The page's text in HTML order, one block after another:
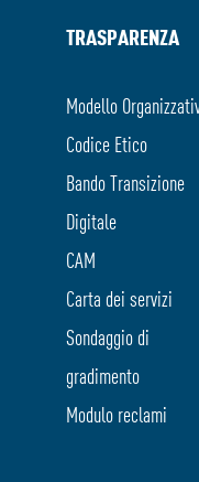
TRASPARENZA
Modello
Codice Etico
Bando Transizione
Digitale
CAM
Carta dei servizi
Sondaggio di
gradimento
Modulo reclami